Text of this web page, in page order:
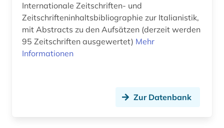
italien (1)
italienisch (12)
Internationale Zeitschriften- und
Zeitschrifteninhaltsbibliographie zur Italianistik,
mit Abstracts zu den Aufsätzen (derzeit werden
95 Zeitschriften ausgewertet) Mehr
Informationen
Zur Datenbank